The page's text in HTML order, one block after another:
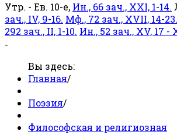
Утр. - Ев. 10-е, Ин., 66 зач., XXI, 1-14.
зач., IV, 9-16. Мф., 72 зач., XVII, 14-23.
292 зач., II, 1-10. Ин., 52 зач., XV, 17 -
-
Вы здесь:
Главная/
Поэзия/
Философская и религиозная